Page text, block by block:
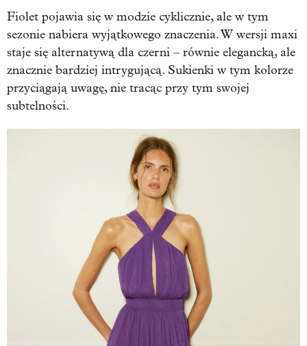
Fiolet pojawia się w modzie cyklicznie, ale w tym
sezonie nabiera wyjątkowego znaczenia. W wersji maxi
staje się alternatywą dla czerni – równie elegancką, ale
znacznie bardziej intrygującą. Sukienki w tym kolorze
przyciągają uwagę, nie tracąc przy tym swojej
subtelności.